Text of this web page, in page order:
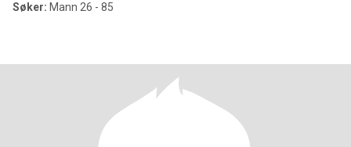
Søker: Mann 26 - 85